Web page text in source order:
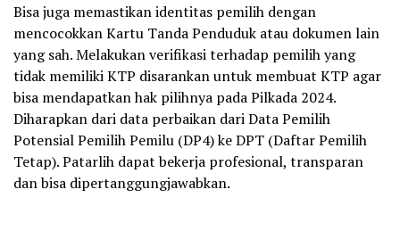
Bisa juga memastikan identitas pemilih dengan
mencocokkan Kartu Tanda Penduduk atau dokumen lain
yang sah. Melakukan verifikasi terhadap pemilih yang
tidak memiliki KTP disarankan untuk membuat KTP agar
bisa mendapatkan hak pilihnya pada Pilkada 2024.
Diharapkan dari data perbaikan dari Data Pemilih
Potensial Pemilih Pemilu (DP4) ke DPT (Daftar Pemilih
Tetap). Patarlih dapat bekerja profesional, transparan
dan bisa dipertanggungjawabkan.